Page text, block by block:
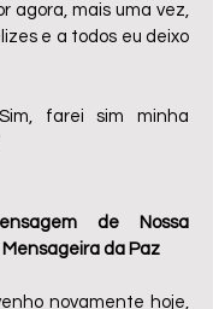
agora, mais uma vez,
e a todos eu deixo
farei sim minha
de Nossa
da Paz
novamente hoje,